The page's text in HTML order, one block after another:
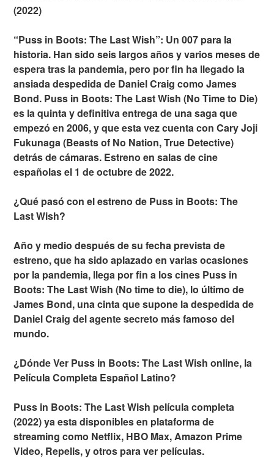
(2022)
“Puss in Boots: The Last Wish”: Un 007 para la
historia. Han sido seis largos años y varios meses de
espera tras la pandemia, pero por fin ha llegado la
ansiada despedida de Daniel Craig como James
Bond. Puss in Boots: The Last Wish (No Time to Die)
es la quinta y definitiva entrega de una saga que
empezó en 2006, y que esta vez cuenta con Cary Joji
Fukunaga (Beasts of No Nation, True Detective)
detrás de cámaras. Estreno en salas de cine
españolas el 1 de octubre de 2022.
¿Qué pasó con el estreno de Puss in Boots: The
Last Wish?
Año y medio después de su fecha prevista de
estreno, que ha sido aplazado en varias ocasiones
por la pandemia, llega por fin a los cines Puss in
Boots: The Last Wish (No time to die), lo último de
James Bond, una cinta que supone la despedida de
Daniel Craig del agente secreto más famoso del
mundo.
¿Dónde Ver Puss in Boots: The Last Wish online, la
Película Completa Español Latino?
Puss in Boots: The Last Wish película completa
(2022) ya esta disponibles en plataforma de
streaming como Netflix, HBO Max, Amazon Prime
Video, Repelis, y otros para ver películas.